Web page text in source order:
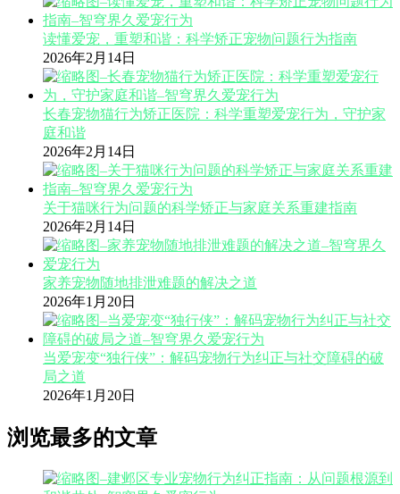
读懂爱宠，重塑和谐：科学矫正宠物问题行为指南
2026年2月14日
长春宠物猫行为矫正医院：科学重塑爱宠行为，守护家
庭和谐
2026年2月14日
关于猫咪行为问题的科学矫正与家庭关系重建指南
2026年2月14日
家养宠物随地排泄难题的解决之道
2026年1月20日
当爱宠变“独行侠”：解码宠物行为纠正与社交障碍的破
局之道
2026年1月20日
浏览最多的文章